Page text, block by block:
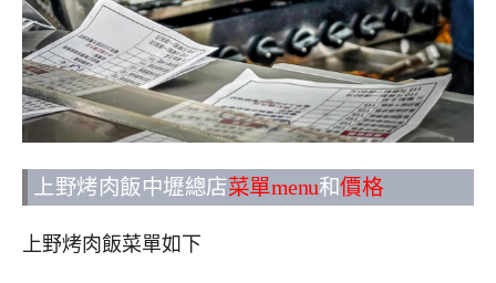
上野烤肉飯中壢總店菜單menu和價格
上野烤肉飯菜單如下